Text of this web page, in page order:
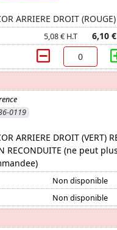
ARRIERE DROIT
5,08 € H.T 6,10 €
0119
ARRIERE DROIT (VERT)
RECONDUITE (ne peut
Non disponible
Non disponible